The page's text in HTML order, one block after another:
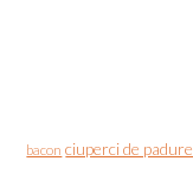
bacon ciuperci de padure